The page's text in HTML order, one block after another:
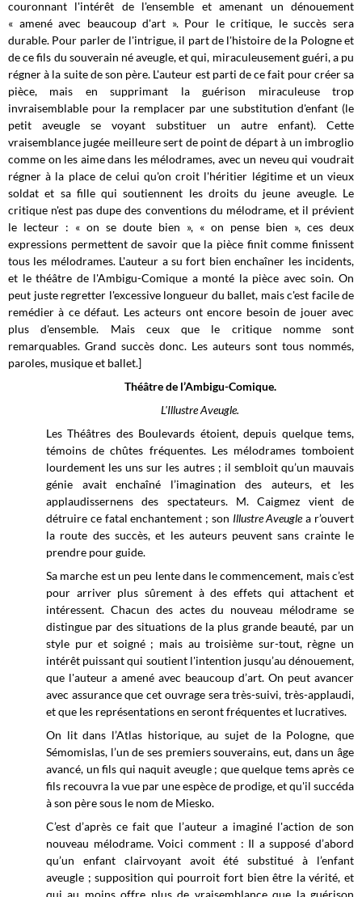
couronnant l'intérêt de l'ensemble et amenant un dénouement
« amené avec beaucoup d'art ». Pour le critique, le succès sera
durable. Pour parler de l'intrigue, il part de l'histoire de la Pologne et
de ce fils du souverain né aveugle, et qui, miraculeusement guéri, a pu
régner à la suite de son père. L'auteur est parti de ce fait pour créer sa
pièce, mais en supprimant la guérison miraculeuse trop
invraisemblable pour la remplacer par une substitution d'enfant (le
petit aveugle se voyant substituer un autre enfant). Cette
vraisemblance jugée meilleure sert de point de départ à un imbroglio
comme on les aime dans les mélodrames, avec un neveu qui voudrait
régner à la place de celui qu'on croit l'héritier légitime et un vieux
soldat et sa fille qui soutiennent les droits du jeune aveugle. Le
critique n'est pas dupe des conventions du mélodrame, et il prévient
le lecteur : « on se doute bien », « on pense bien », ces deux
expressions permettent de savoir que la pièce finit comme finissent
tous les mélodrames. L'auteur a su fort bien enchaîner les incidents,
et le théâtre de l'Ambigu-Comique a monté la pièce avec soin. On
peut juste regretter l'excessive longueur du ballet, mais c'est facile de
remédier à ce défaut. Les acteurs ont encore besoin de jouer avec
plus d'ensemble. Mais ceux que le critique nomme sont
remarquables. Grand succès donc. Les auteurs sont tous nommés,
paroles, musique et ballet.]
Théâtre de l’Ambigu-Comique.
L'Illustre Aveugle.
Les Théâtres des Boulevards étoient, depuis quelque tems,
témoins de chûtes fréquentes. Les mélodrames tomboient
lourdement les uns sur les autres ; il sembloit qu’un mauvais
génie avait enchaîné l’imagination des auteurs, et les
applaudissernens des spectateurs. M. Caigmez vient de
détruire ce fatal enchantement ; son Illustre Aveuglea r’ouvert
la route des succès, et les auteurs peuvent sans crainte le
prendre pour guide.
Sa marche est un peu lente dans le commencement, mais c’est
pour arriver plus sûrement à des effets qui attachent et
intéressent. Chacun des actes du nouveau mélodrame se
distingue par des situations de la plus grande beauté, par un
style pur et soigné ; mais au troisième sur-tout, règne un
intérêt puissant qui soutient l'intention jusqu’au dénouement,
que l'auteur a amené avec beaucoup d’art. On peut avancer
avec assurance que cet ouvrage sera très-suivi, très-applaudi,
et que les représentations en seront fréquentes et lucratives.
On lit dans l’Atlas historique, au sujet de la Pologne, que
Sémomislas, l’un de ses premiers souverains, eut, dans un âge
avancé, un fils qui naquit aveugle ; que quelque tems après ce
fils recouvra la vue par une espèce de prodige, et qu'il succéda
à son père sous le nom de Miesko.
C’est d’après ce fait que l’auteur a imaginé l'action de son
nouveau mélodrame. Voici comment : Il a supposé d’abord
qu’un enfant clairvoyant avoit été substitué à l’enfant
aveugle ; supposition qui pourroit fort bien être la vérité, et
qui au moins offre plus de vraisemblance que la guérison